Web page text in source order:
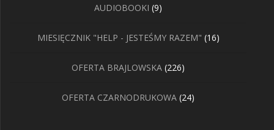
AUDIOBOOKI 99
MIESIĘCZNIK "HELP - JESTEŚMY RAZEM" 1616
OFERTA BRAJLOWSKA 226226
OFERTA CZARNODRUKOWA 2424